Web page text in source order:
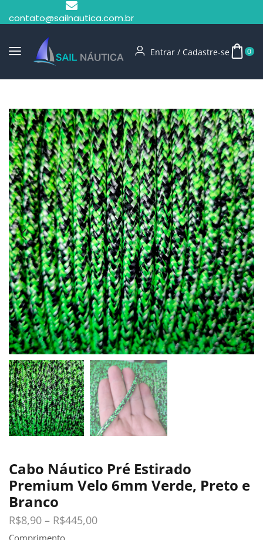
contato@sailnautica.com.br
Entrar / Cadastre-se 0
Cabo Náutico Pré Estirado
Premium Velo 6mm Verde, Preto e
Branco
R$8,90 – R$445,00